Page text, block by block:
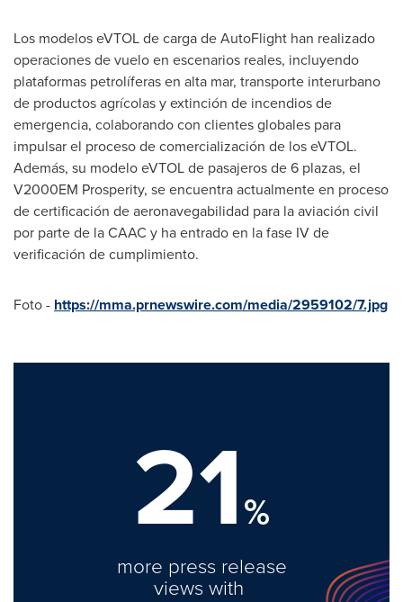
Los modelos eVTOL de carga de AutoFlight han realizado
operaciones de vuelo en escenarios reales, incluyendo
plataformas petrolíferas en alta mar, transporte interurbano
de productos agrícolas y extinción de incendios de
emergencia, colaborando con clientes globales para
impulsar el proceso de comercialización de los eVTOL.
Además, su modelo eVTOL de pasajeros de 6 plazas, el
V2000EM Prosperity, se encuentra actualmente en proceso
de certificación de aeronavegabilidad para la aviación civil
por parte de la CAAC y ha entrado en la fase IV de
verificación de cumplimiento.
Foto - https://mma.prnewswire.com/media/2959102/7.jpg
21%
more press release
views with